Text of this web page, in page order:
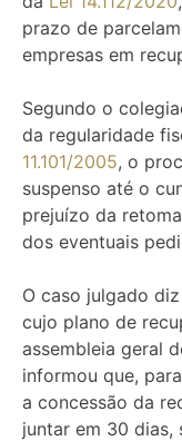
prazo de
empresas em
Segundo o
da regularidade
11.101/2005, o
suspenso até o
prejuízo da
dos eventuais
O caso julgado
cujo plano de
assembleia geral
informou que,
a concessão da
juntar em 30 dias,